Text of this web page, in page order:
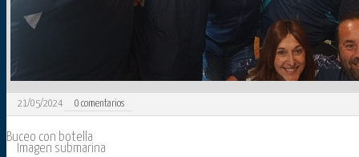
21/05/2024 0 comentarios
Buceo con botella
Imagen submarina